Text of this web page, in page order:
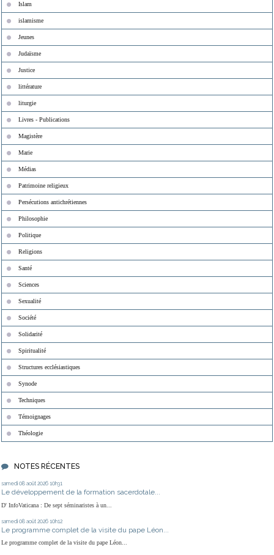
Islam
islamisme
Jeunes
Judaïsme
Justice
littérature
liturgie
Livres - Publications
Magistère
Marie
Médias
Patrimoine religieux
Persécutions antichrétiennes
Philosophie
Politique
Religions
Santé
Sciences
Sexualité
Société
Solidarité
Spiritualité
Structures ecclésiastiques
Synode
Techniques
Témoignages
Théologie
NOTES RÉCENTES
samedi 08 août 2026 10h31
Le développement de la formation sacerdotale...
D' InfoVaticana : De sept séminaristes à un...
samedi 08 août 2026 10h12
Le programme complet de la visite du pape Léon...
Le programme complet de la visite du pape Léon...